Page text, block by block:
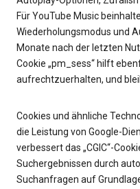
Für YouTube Music
Wiederholungsmodus und
Monate nach der letzten
Cookie „pm_sess“ hilft
aufrechtzuerhalten, und
Cookies und ähnliche
die Leistung von Google-
verbessert das „CGIC“-
Suchergebnissen durch
Suchanfragen auf